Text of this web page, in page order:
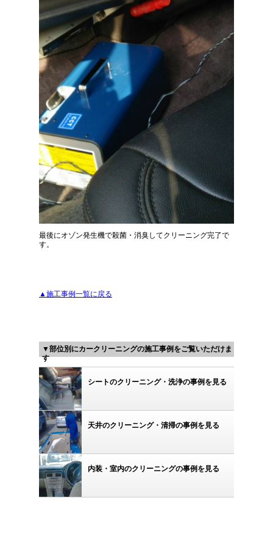
最後にオゾン発生機で殺菌・消臭してクリーニング完了で
す。
▲施工事例一覧に戻る
▼部位別にカークリーニングの施工事例をご覧いただけま
す
シートのクリーニング・洗浄の事例を見る
天井のクリーニング・清掃の事例を見る
内装・室内のクリーニングの事例を見る